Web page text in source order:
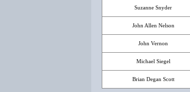
Suzanne Snyder
John Allen Nelson
John Vernon
Michael Siegel
Brian Degan Scott